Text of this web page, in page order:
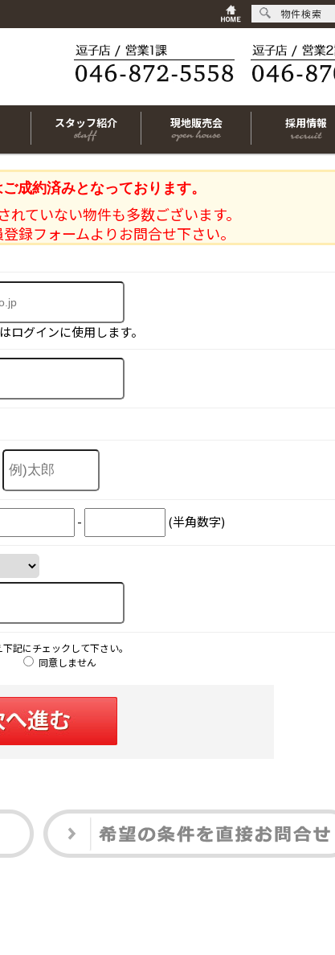
スタッフ紹介 現地販売会 採用情報
成約済みとなっております。
れていない物件も多数ございます。
録フォームよりお問合せ下さい。
ログインに使用します。
- (半角数字)
記にチェックして下さい。
同意しません
物件検索